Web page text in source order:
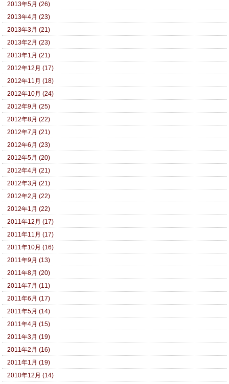
2013年5月 (26)
2013年4月 (23)
2013年3月 (21)
2013年2月 (23)
2013年1月 (21)
2012年12月 (17)
2012年11月 (18)
2012年10月 (24)
2012年9月 (25)
2012年8月 (22)
2012年7月 (21)
2012年6月 (23)
2012年5月 (20)
2012年4月 (21)
2012年3月 (21)
2012年2月 (22)
2012年1月 (22)
2011年12月 (17)
2011年11月 (17)
2011年10月 (16)
2011年9月 (13)
2011年8月 (20)
2011年7月 (11)
2011年6月 (17)
2011年5月 (14)
2011年4月 (15)
2011年3月 (19)
2011年2月 (16)
2011年1月 (19)
2010年12月 (14)